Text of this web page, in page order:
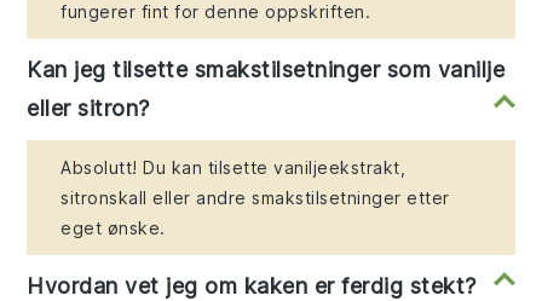
fungerer fint for denne oppskriften.
Kan jeg tilsette smakstilsetninger som vanilje
eller sitron?
Absolutt! Du kan tilsette vaniljeekstrakt,
sitronskall eller andre smakstilsetninger etter
eget ønske.
Hvordan vet jeg om kaken er ferdig stekt?